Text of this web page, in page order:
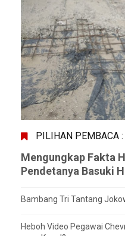
PILIHAN PEMBACA :
Mengungkap Fakta
Pendetanya Basuki
Bambang Tri Tantang
Heboh Video Pegawai